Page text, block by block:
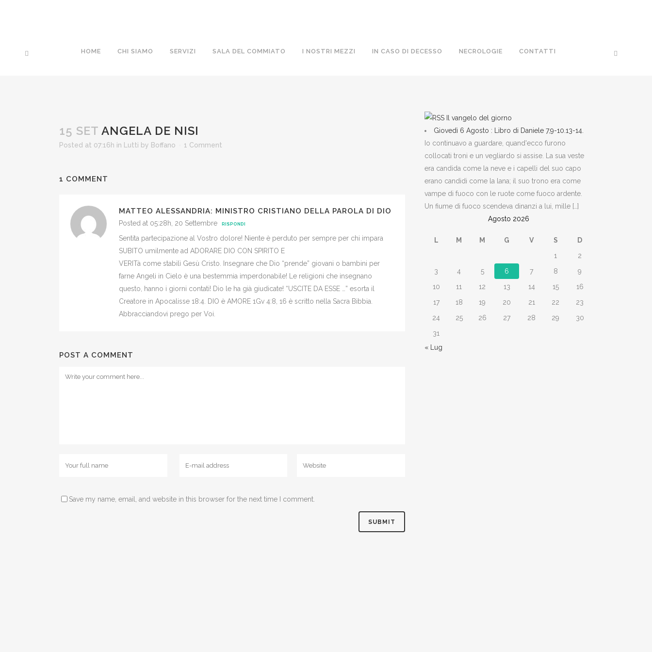
HOME CHI SIAMO SERVIZI SALA DEL COMMIATO I NOSTRI MEZZI IN CASO DI DECESSO NECROLOGIE CONTATTI
15 SET ANGELA DE NISI
Posted at 07:16h in Lutti by Boffano 1 Comment
1 COMMENT
MATTEO ALESSANDRIA: MINISTRO CRISTIANO DELLA PAROLA DI DIO
Posted at 05:28h, 20 Settembre RISPONDI
Sentita partecipazione al Vostro dolore! Niente è perduto per sempre per chi impara
SUBITO umilmente ad ADORARE DIO CON SPIRITO E
VERITà come stabilì Gesù Cristo. Insegnare che Dio “prende” giovani o bambini per
farne Angeli in Cielo è una bestemmia imperdonabile! Le religioni che insegnano
questo, hanno i giorni contati! Dio le ha già giudicate! “USCITE DA ESSE …” esorta il
Creatore in Apocalisse 18:4. DIO è AMORE 1Gv 4:8, 16 è scritto nella Sacra Bibbia.
Abbracciandovi prego per Voi.
POST A COMMENT
Save my name, email, and website in this browser for the next time I comment.
Il vangelo del giorno
Giovedì 6 Agosto : Libro di Daniele 7,9-10.13-14.
Io continuavo a guardare, quand'ecco furono
collocati troni e un vegliardo si assise. La sua veste
era candida come la neve e i capelli del suo capo
erano candidi come la lana; il suo trono era come
vampe di fuoco con le ruote come fuoco ardente.
Un fiume di fuoco scendeva dinanzi a lui, mille […]
Agosto 2026
L M M G V S
D
1
2
3
4 5 6 7 8
9
10
11 12 13 14 15
16
17
18 19 20 21 22
23
24
25 26 27 28 29
30
31
« Lug